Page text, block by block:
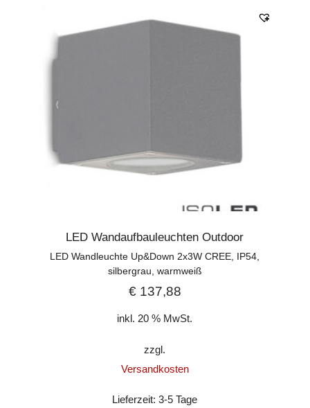
LED Wandaufbauleuchten Outdoor
LED Wandleuchte Up&Down 2x3W CREE, IP54,
silbergrau, warmweiß
€137,88
inkl. 20 % MwSt.
zzgl.
Versandkosten
Lieferzeit:3-5 Tage